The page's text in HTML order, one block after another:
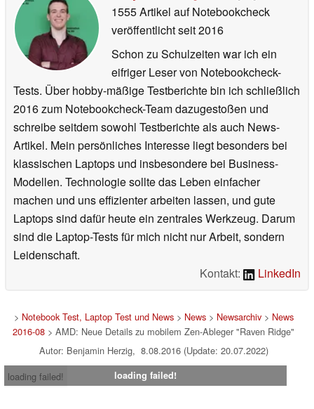
1555 Artikel auf Notebookcheck
veröffentlichtseit 2016
Schon zu Schulzeiten war ich ein
eifriger Leser von Notebookcheck-
Tests. Über hobby-mäßige Testberichte bin ich schließlich
2016 zum Notebookcheck-Team dazugestoßen und
schreibe seitdem sowohl Testberichte als auch News-
Artikel. Mein persönliches Interesse liegt besonders bei
klassischen Laptops und insbesondere bei Business-
Modellen. Technologie sollte das Leben einfacher
machen und uns effizienter arbeiten lassen, und gute
Laptops sind dafür heute ein zentrales Werkzeug. Darum
sind die Laptop-Tests für mich nicht nur Arbeit, sondern
Leidenschaft.
Kontakt:
LinkedIn
> Notebook Test, Laptop Test und News> News> Newsarchiv> News
2016-08 > AMD: Neue Details zu mobilem Zen-Ableger "Raven Ridge"
Autor: Benjamin Herzig, 8.08.2016 (Update: 20.07.2022)
loading failed!
loading failed!